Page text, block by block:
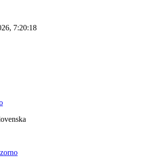
, 7:20:18